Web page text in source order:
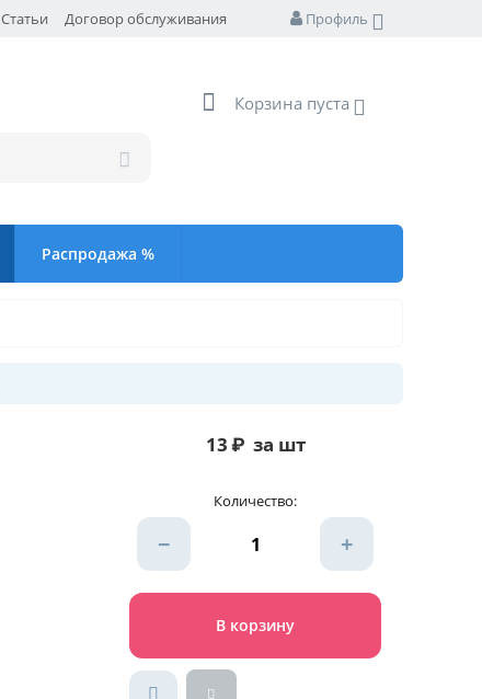
Профиль
Статьи Договор обслуживания
Корзина пуста
Распродажа %
13₽ за шт
Количество:
+
−
В корзину